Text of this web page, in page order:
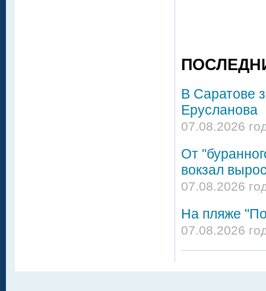
В Саратове
Ерусланова
07.08.2026
От
вокзал
07.08.2026
На пляже
07.08.2026